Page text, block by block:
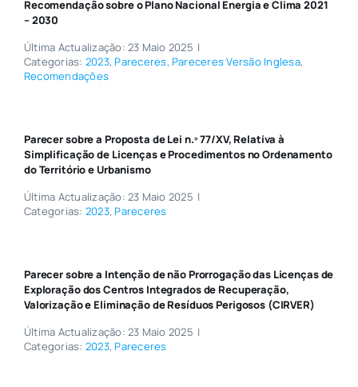
Recomendação sobre o Plano Nacional Energia e Clima 2021
– 2030
Última Actualização: 23 Maio 2025 |
Categorias: 2023,Pareceres, Pareceres Versão Inglesa,
Recomendações
Parecer sobre a Proposta de Lei n.º 77/XV, Relativa à
Simplificação de Licenças e Procedimentos no Ordenamento
do Território e Urbanismo
Última Actualização: 23 Maio 2025 |
Categorias: 2023,Pareceres
Parecer sobre a Intenção de não Prorrogação das Licenças de
Exploração dos Centros Integrados de Recuperação,
Valorização e Eliminação de Resíduos Perigosos (CIRVER)
Última Actualização: 23 Maio 2025 |
Categorias: 2023,Pareceres